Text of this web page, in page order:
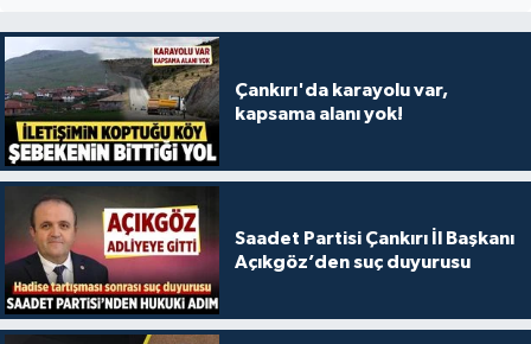
Çankırı'da karayolu var,
kapsama alanı yok!
Saadet Partisi Çankırı İl Başkanı
Açıkgöz’den suç duyurusu